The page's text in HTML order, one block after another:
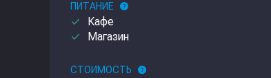
ПИТАНИЕ help
done Кафе
done Магазин
СТОИМОСТЬ help